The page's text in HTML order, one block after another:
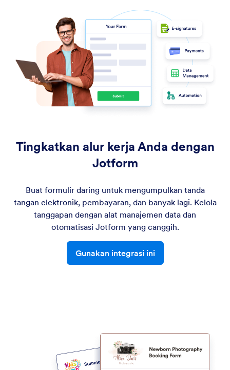
Tingkatkan alur kerja Anda dengan
Jotform
Buat formulir daring untuk mengumpulkan tanda
tangan elektronik, pembayaran, dan banyak lagi. Kelola
tanggapan dengan alat manajemen data dan
otomatisasi Jotform yang canggih.
Gunakan integrasi ini